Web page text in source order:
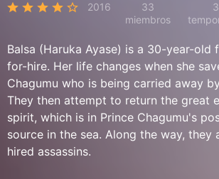
2016
33
miembros
3
Balsa (Haruka Ayase) is a 30-year-old
for-hire. Her life changes when she
Chagumu who is being carried away
They then attempt to return the great
spirit, which is in Prince Chagumu's
source in the sea. Along the way, they
hired assassins.